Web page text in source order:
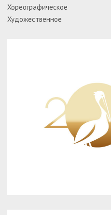
Хореографическое
Художественное